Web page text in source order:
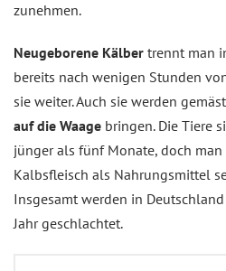
zunehmen.
Neugeborene Kälber trennt man
bereits nach wenigen Stunden
sie weiter. Auch sie werden
auf die Waage bringen. Die Tiere
jünger als fünf Monate, doch man
Kalbsfleisch als Nahrungsmittel
Insgesamt werden in
Jahr geschlachtet.